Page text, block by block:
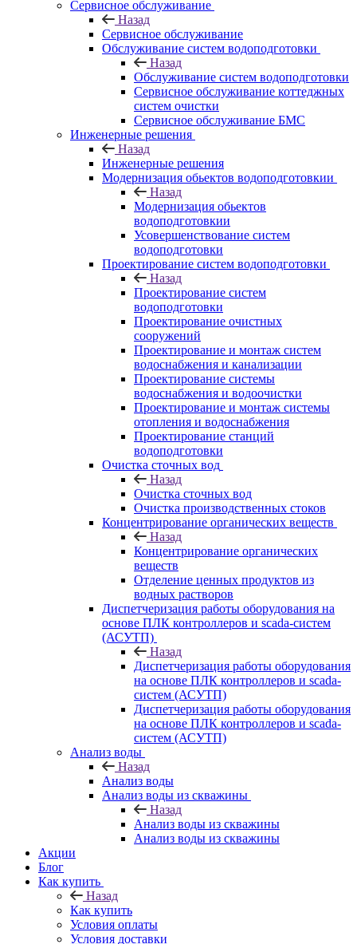
Сервисное обслуживание
Назад
Сервисное обслуживание
Обслуживание систем водоподготовки
Назад
Обслуживание систем водоподготовки
Сервисное обслуживание коттеджных
систем очистки
Сервисное обслуживание БМС
Инженерные решения
Назад
Инженерные решения
Модернизация обьектов водоподготовкии
Назад
Модернизация обьектов
водоподготовкии
Усовершенствование систем
водоподготовки
Проектирование систем водоподготовки
Назад
Проектирование систем
водоподготовки
Проектирование очистных
сооружений
Проектирование и монтаж систем
водоснабжения и канализации
Проектирование системы
водоснабжения и водоочистки
Проектирование и монтаж системы
отопления и водоснабжения
Проектирование станций
водоподготовки
Очистка сточных вод
Назад
Очистка сточных вод
Очистка производственных стоков
Концентрирование органических веществ
Назад
Концентрирование органических
веществ
Отделение ценных продуктов из
водных растворов
Диспетчеризация работы оборудования на
основе ПЛК контроллеров и scada-систем
(АСУТП)
Назад
Диспетчеризация работы оборудования
на основе ПЛК контроллеров и scada-
систем (АСУТП)
Диспетчеризация работы оборудования
на основе ПЛК контроллеров и scada-
систем (АСУТП)
Анализ воды
Назад
Анализ воды
Анализ воды из скважины
Назад
Анализ воды из скважины
Анализ воды из скважины
Акции
Блог
Как купить
Назад
Как купить
Условия оплаты
Условия доставки